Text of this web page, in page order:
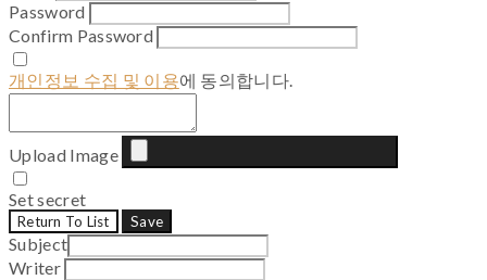
Password
Confirm Password
개인정보 수집 및 이용에 동의합니다.
Upload Image
Set secret
Return To List Save
Subject
Writer